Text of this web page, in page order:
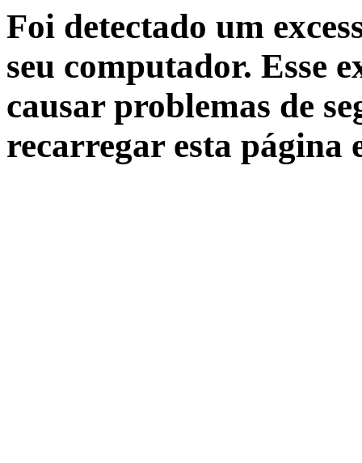
Foi detectado um
seu computador. Esse
causar problemas de
recarregar esta página